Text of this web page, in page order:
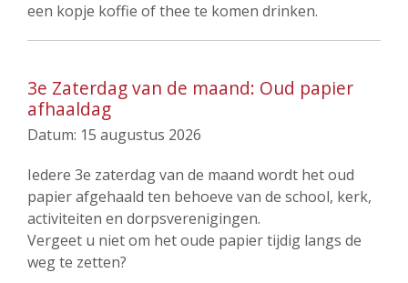
een kopje koffie of thee te komen drinken.
3e Zaterdag van de maand: Oud papier
afhaaldag
Datum: 15 augustus 2026
Iedere 3e zaterdag van de maand wordt het oud
papier afgehaald ten behoeve van de school, kerk,
activiteiten en dorpsverenigingen.
Vergeet u niet om het oude papier tijdig langs de
weg te zetten?